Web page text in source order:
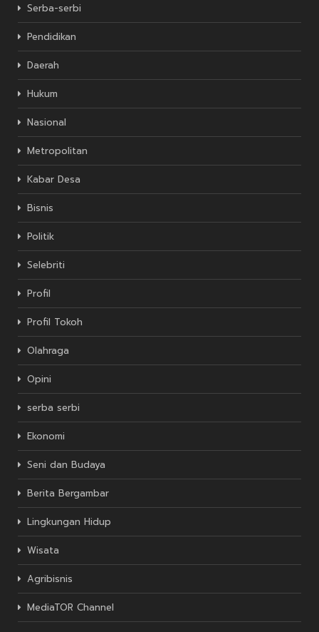
Serba-serbi
Pendidikan
Daerah
Hukum
Nasional
Metropolitan
Kabar Desa
Bisnis
Politik
Selebriti
Profil
Profil Tokoh
Olahraga
Opini
serba serbi
Ekonomi
Seni dan Budaya
Berita Bergambar
Lingkungan Hidup
Wisata
Agribisnis
MediaTOR Channel